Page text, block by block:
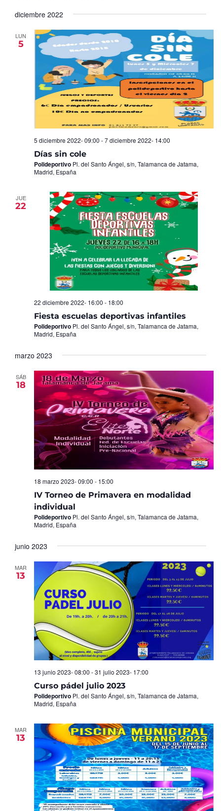
de
Eventos
fecha.
diciembre 2022
LUN
5
Días sin cole
5 diciembre 2022- 09:00 -7 diciembre 2022- 14:00
Polideportivo Pl. del Santo Ángel, s/n, Talamanca de Jatama,
Madrid, España
JUE
22
Fiesta escuelas deportivas infantiles
22 diciembre 2022- 16:00 - 18:00
Polideportivo Pl. del Santo Ángel, s/n, Talamanca de Jatama,
Madrid, España
marzo 2023
SÁB
18
IV Torneo de Primavera en modalidad
individual
18 marzo 2023- 09:00 - 15:00
Polideportivo Pl. del Santo Ángel, s/n, Talamanca de Jatama,
Madrid, España
junio 2023
MAR
13
Curso pádel julio 2023
13 junio 2023- 08:00 -31 julio 2023- 17:00
Polideportivo Pl. del Santo Ángel, s/n, Talamanca de Jatama,
Madrid, España
MAR
13